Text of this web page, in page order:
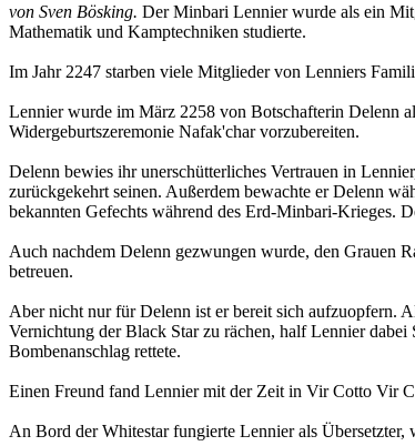
von Sven Bösking. Der Minbari Lennier wurde als ein
Mathematik und Kamptechniken studierte.
Im Jahr 2247 starben viele Mitglieder von Lenniers
Lennier wurde im März 2258 von Botschafterin Delenn
Widergeburtszeremonie Nafak'char vorzubereiten.
Delenn bewies ihr unerschütterliches Vertrauen in
zurückgekehrt seinen. Außerdem bewachte er Delenn
bekannten Gefechts während des Erd-Minbari-Krieges.
Auch nachdem Delenn gezwungen wurde, den Grauen
betreuen.
Aber nicht nur für Delenn ist er bereit sich aufzuopfern.
Vernichtung der Black Star zu rächen, half Lennier
Bombenanschlag rettete.
Einen Freund fand Lennier mit der Zeit in Vir Cotto Vir
An Bord der Whitestar fungierte Lennier als